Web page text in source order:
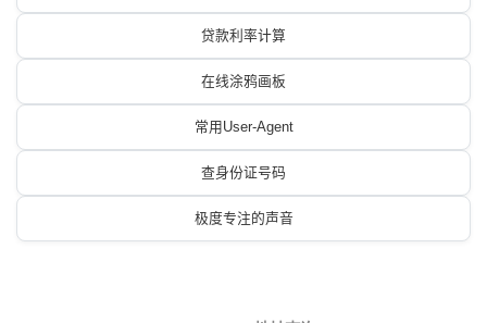
贷款利率计算
在线涂鸦画板
常用User-Agent
查身份证号码
极度专注的声音